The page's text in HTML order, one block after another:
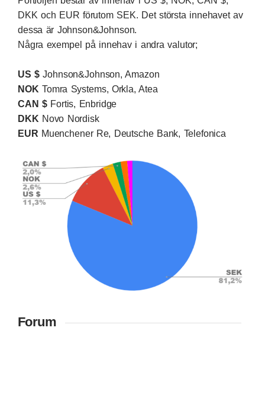
DKK och EUR förutom SEK. Det största innehavet av
dessa är Johnson&Johnson.
Några exempel på innehav i andra valutor;
US $ Johnson&Johnson, Amazon
NOK Tomra Systems, Orkla, Atea
CAN $Fortis, Enbridge
DKK Novo Nordisk
EUR Muenchener Re, Deutsche Bank, Telefonica
Forum